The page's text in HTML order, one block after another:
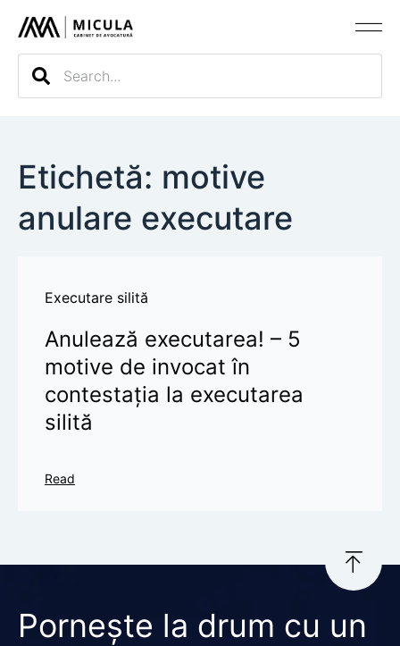
Etichetă: motive
anulare executare
Executare silită
Anulează executarea! – 5
motive de invocat în
contestația la executarea
silită
Read
Pornește la drum cu un